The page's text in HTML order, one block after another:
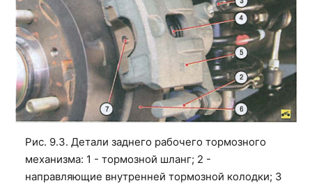
Рис. 9.3. Детали заднего рабочего тормозного
механизма: 1 - тормозной шланг; 2 -
направляющие внутренней тормозной колодки; 3